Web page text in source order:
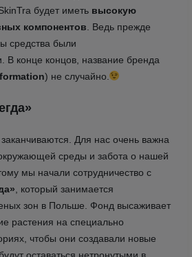
будет иметь высокую
компонентов . Ведь прежде
средства были
В конце концов, название бренда
) не случайно.
Для нас очень важна
среды и забота о нашей
мы начали сотрудничество с
, который занимается
зон в Польше. Фонд высаживает
растения на специально
чтобы они создавали новые
оставаться нетронутыми в